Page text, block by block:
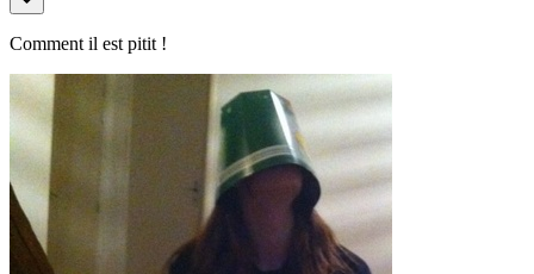
Comment il est pitit !